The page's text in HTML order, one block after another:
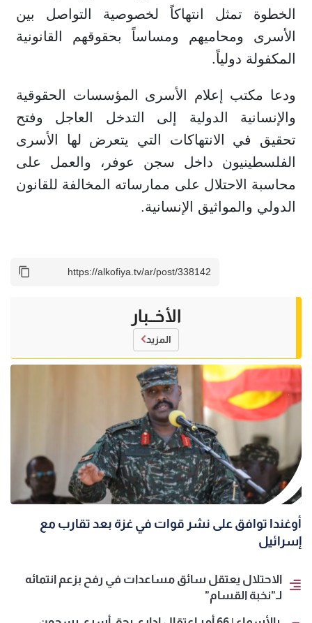
الخطوة تمثل انتهاكاً لخصوصية التواصل بين
الأسرى ومحاميهم ومساساً بحقوقهم القانونية
المكفولة دولياً.
ودعا مكتب إعلام الأسرى المؤسسات الحقوقية
والإنسانية الدولية إلى التدخل العاجل وفتح
تحقيق في الانتهاكات التي يتعرض لها الأسرى
الفلسطينيون داخل سجن عوفر، والعمل على
محاسبة الاحتلال على ممارساته المخالفة للقانون
الدولي والمواثيق الإنسانية.
الأخــبار
المزيد
أوغندا توافق على نشر قوات في غزة بعد تقارب مع
إسرائيل
الاحتلال يعتقل سائق مساعدات في رفح بزعم انتمائه
لـ"نخبة القسام"